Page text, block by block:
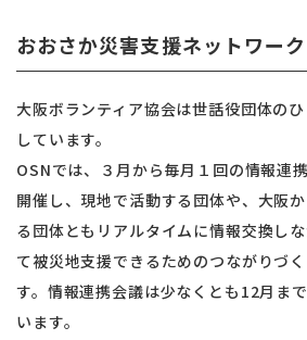
おおさか災害支援ネットワー
大阪ボランティア協会は世話役団体の
しています。
OSNでは、３月から毎月１回の情報連
開催し、現地で活動する団体や、大阪
る団体ともリアルタイムに情報交換し
て被災地支援できるためのつながりづ
す。情報連携会議は少なくとも12月ま
います。